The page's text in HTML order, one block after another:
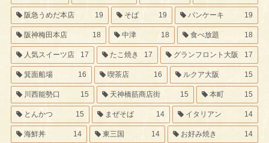
阪急うめだ本店 19 そば 19 パンケーキ 19
阪神梅田本店 18 中津 18 食べ放題 18
人気スイーツ店 17 たこ焼き 17 グランフロント大阪 17
箕面船場 16 喫茶店 16 ルクア大阪 15
川西能勢口 15 天神橋筋商店街 15 本町 15
とんかつ 15 まぜそば 14 イタリアン 14
海鮮丼 14 東三国 14 お好み焼き 14